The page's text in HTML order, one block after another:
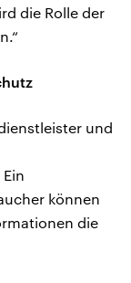
die Rolle der
und
können
die